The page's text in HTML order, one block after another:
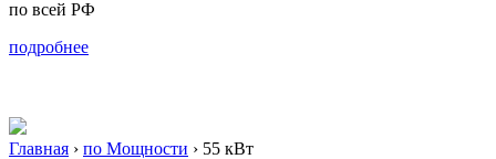
по всей РФ
подробнее
Главная › по Мощности › 55 кВт